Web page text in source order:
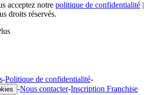
acceptez notre politique de confidentialité |
droits réservés.
-Politique de confidentialité-
-Nous contacter-Inscription Franchise